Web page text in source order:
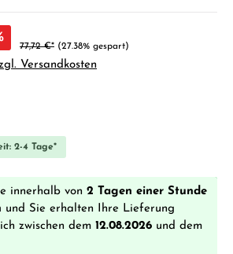
77,72 €* (27.38% gespart)
Versandkosten
von 0 von 5 Sternen
2-4 Tage*
innerhalb von 2 Tagen einer Stunde
und Sie erhalten Ihre Lieferung
zwischen dem 12.08.2026 und dem